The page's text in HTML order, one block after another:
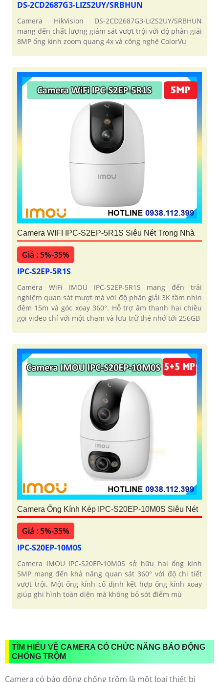
DS-2CD2687G3-LIZS2UY/SRBHUN
Camera HikVision DS-2CD2687G3-LIZS2UY/SRBHUN
mang đến chất lượng giám sát vượt trội với độ phân giải
8MP ống kính zoom quang 4x và công nghệ ColorVu
Camera WIFI IPC-S2EP-5R1S Siêu Nét Trong Nhà
Giá : 5%-35%
IPC-S2EP-5R1S
Camera WiFi IMOU IPC-S2EP-5R1S mang đến trải
nghiệm quan sát mượt mà với độ phân giải 3K tầm nhìn
đêm 15m và góc xoay 360°. Hỗ trợ âm thanh hai chiều
gọi video chỉ với một chạm và lưu trữ thẻ nhớ tới 256GB
Camera Ống Kính Kép IPC-S20EP-10M0S Siêu Nét
Giá : 5%-35%
IPC-S20EP-10M0S
Camera IMOU IPC-S20EP-10M0S sở hữu hai ống kính
5MP mang đến khả năng quan sát 360° với độ chi tiết
vượt trội. Một ống kính cố định kết hợp ống kính xoay
giúp ghi hình toàn diện mà không bỏ sót điểm mù
TÌM HIỂU VỀ CAMERA CÓ CHỨC NĂNG BÁO ĐỘNG
CHỐNG TRỘM
Camera có báo động chống trộm là một loại thiết bị